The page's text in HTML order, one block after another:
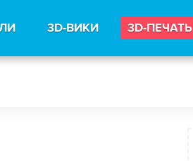
3D-ВИКИ 3D-ПЕЧАТЬ